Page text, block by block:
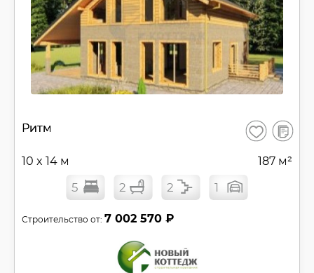
Ритм Сохранить
В
10 x 14 м 187 м²
5 2 2 1
Строительство от: 7 002 570 ₽